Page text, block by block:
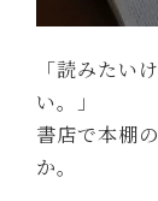
「読みたい
い。」
書店で本棚
か。